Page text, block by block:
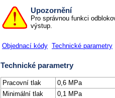
Upozornění
Pro správnou funkci
výstup.
Objednací kódy Technické parametry
Technické parametry
Pracovní tlak
0,6 MPa
Minimální tlak
0,1 MPa